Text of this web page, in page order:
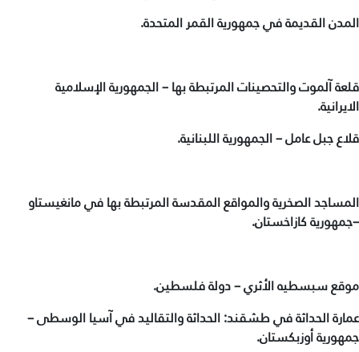
شاركونا
للموردين
الدعم والتبرع
شروط الاستخدام
سياسة وإجراءات الذكاء الاصطناعي
المدن القديمة في جمهورية القمر المتحدة.
قلعة آلموت والتحصينات المرتبطة بها – الجمهورية الإسلامية
الايرانية.
قلاع جبل عامل – الجمهورية اللبنانية.
المساجد الصخرية والمواقع المقدسة المرتبطة بها في مانغيستاو
–جمهورية كازاخستان.
موقع سبسطيه الأثري – دولة فلسطين.
عمارة الحداثة في طشقند: الحداثة والتقاليد في آسيا الوسطى –
جمهورية أوزبكستان.